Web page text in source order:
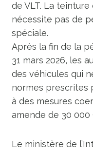
de VLT. La
nécessite pas de
spéciale.
Après la fin de la
31 mars 2026, les
des véhicules qui
normes prescrites
à des mesures
amende de 30
Le ministère de